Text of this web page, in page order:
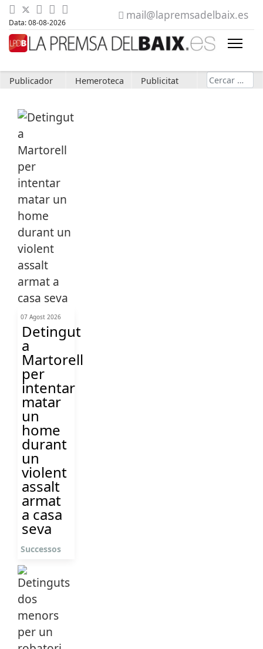
Data: 08-08-2026
mail@lapremsadelbaix.es
Publicador Hemeroteca Publicitat Cerca
07 Agost 2026
Detingut
a
Martorell
per
intentar
matar
un
home
durant
un
violent
assalt
armat
a casa
seva
Successos